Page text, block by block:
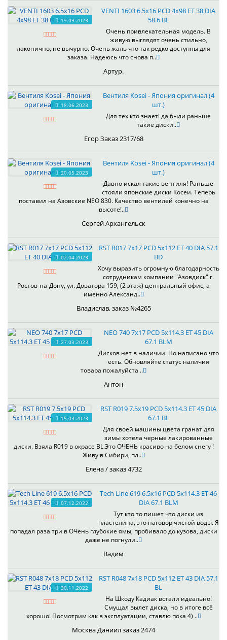
19.09.2023
VENTI 1603 6.5x16 PCD 4x98 ET 38 DIA
58.6 BL
Очень привлекательная модель. В
живую выглядят очень стильно,
лаконично, не вычурно. Очень жаль что так редко доступны для
заказа. Надеюсь что снова п..
Артур.
18.06.2023
Вентиля Kosei - Япония оригинал (4
шт.)
Для тех кто знает! да были раньше
такие диски..
Егор Заказ 2317/68
20.05.2023
Вентиля Kosei - Япония оригинал (4
шт.)
Давно искал такие вентиля! Раньше
стояли японские диски Косеи. Теперь
поставил на Азовские NEO 830. Качество вентилей конечно на
высоте!..
Сергей Архангельск
02.04.2023
RST R017 7x17 PCD 5x112 ET 40 DIA 57.1
BD
Хочу выразить огромную благодарность
сотрудникам компании "Азовдиск" г.
Ростов-на-Дону, ул. Доватора 159, (2 этаж) центральный офис, а
именно Александ..
Владислав, заказ №4265
27.03.2023
NEO 740 7x17 PCD 5x114.3 ET 45 DIA
67.1 BLM
Дисков нет в наличии. Но написано что
есть. Обновляйте статус наличия
товара пожалуйста ..
Антон
15.03.2023
RST R019 7.5x19 PCD 5x114.3 ET 45 DIA
67.1 BL
Для своей машины цвета гранат для
зимы хотела черные лакированные
диски. Взяла R019 в окрасе BL.Это ОЧЕНЬ красиво на белом снегу !
Живу в Сибири, пл..
Елена / заказ 4732
07.12.2022
Tech Line 619 6.5x16 PCD 5x114.3 ET 46
DIA 67.1 BLM
Тут кто то пишет что диски из
пластелина, это наговор чистой воды. Я
попадал раза три в ОЧень глубокие ямы, пробивало до кузова, диски
даже не погнули..
Вадим
30.11.2022
RST R048 7x18 PCD 5x112 ET 43 DIA 57.1
BL
На Шкоду Кадиак встали идеально!
Смущал вылет диска, но в итоге всё
хорошо! Посмотрим как в эксплуатации, ставлю пока 4) ..
Москва Даниил заказ 2474